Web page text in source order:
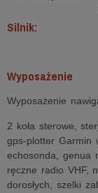
Silnik:
Wyposażenie
Wyposażenie
2 koła sterowe,
gps-plotter Garmin
echosonda, genua
ręczne radio VHF,
dorosłych, szelki